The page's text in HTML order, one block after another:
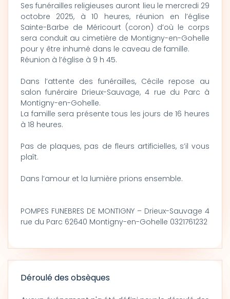
Ses funérailles religieuses auront lieu le mercredi 29
octobre 2025, à 10 heures, réunion en l’église
Sainte-Barbe de Méricourt (coron) d’où le corps
sera conduit au cimetière de Montigny-en-Gohelle
pour y être inhumé dans le caveau de famille.
Réunion à l’église à 9 h 45.
Dans l’attente des funérailles, Cécile repose au
salon funéraire Drieux-Sauvage, 4 rue du Parc à
Montigny-en-Gohelle.
La famille sera présente tous les jours de 16 heures
à 18 heures.
Pas de plaques, pas de fleurs artificielles, s’il vous
plaît.
Dans l’amour et la lumière prions ensemble.
POMPES FUNEBRES DE MONTIGNY – Drieux-Sauvage 4
rue du Parc 62640 Montigny-en-Gohelle 0321761232
Déroulé des obsèques